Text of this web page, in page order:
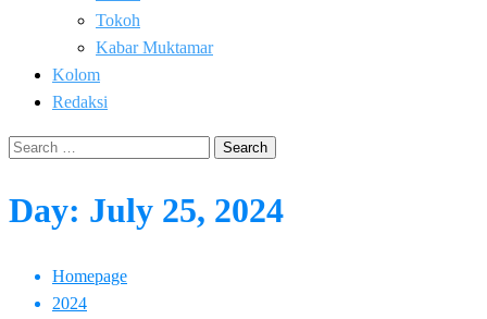
Tokoh
Kabar Muktamar
Kolom
Redaksi
Search
Day: July 25, 2024
Homepage
2024